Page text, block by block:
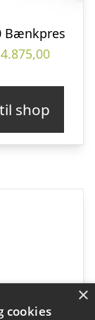
Bænkpres
shop
×
cookies